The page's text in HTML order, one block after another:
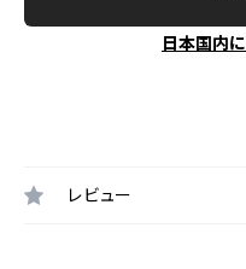
日本国内
レビュー